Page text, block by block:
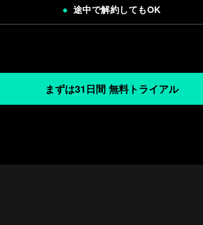
途中で解約してもOK
まずは31日間 無料トライアル